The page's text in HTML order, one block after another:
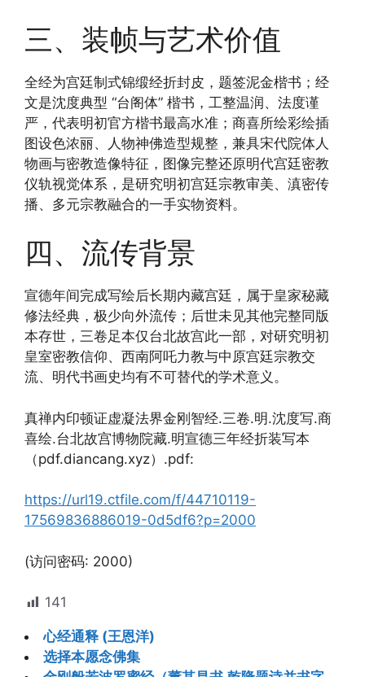
三、装帧与艺术价值
全经为宫廷制式锦缎经折封皮，题签泥金楷书；经
文是沈度典型 “台阁体” 楷书，工整温润、法度谨
严，代表明初官方楷书最高水准；商喜所绘彩绘插
图设色浓丽、人物神佛造型规整，兼具宋代院体人
物画与密教造像特征，图像完整还原明代宫廷密教
仪轨视觉体系，是研究明初宫廷宗教审美、滇密传
播、多元宗教融合的一手实物资料。
四、流传背景
宣德年间完成写绘后长期内藏宫廷，属于皇家秘藏
修法经典，极少向外流传；后世未见其他完整同版
本存世，三卷足本仅台北故宫此一部，对研究明初
皇室密教信仰、西南阿吒力教与中原宫廷宗教交
流、明代书画史均有不可替代的学术意义。
真禅内印顿证虚凝法界金刚智经.三卷.明.沈度写.商
喜绘.台北故宫博物院藏.明宣德三年经折装写本
（pdf.diancang.xyz）.pdf:
https://url19.ctfile.com/f/44710119-
17569836886019-0d5df6?p=2000
(访问密码: 2000)
141
心经通释 (王恩洋)
选择本愿念佛集